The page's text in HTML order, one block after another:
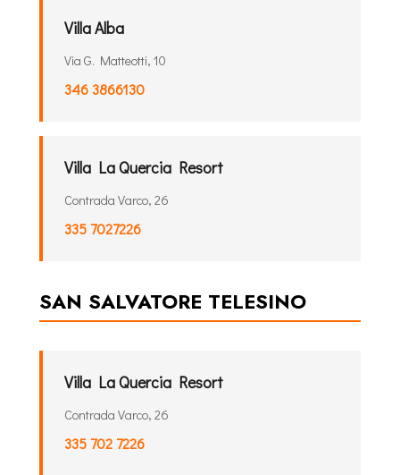
Villa Alba
Via G. Matteotti, 10
346 3866130
Villa La Quercia Resort
Contrada Varco, 26
335 7027226
SAN SALVATORE TELESINO
Villa La Quercia Resort
Contrada Varco, 26
335 702 7226